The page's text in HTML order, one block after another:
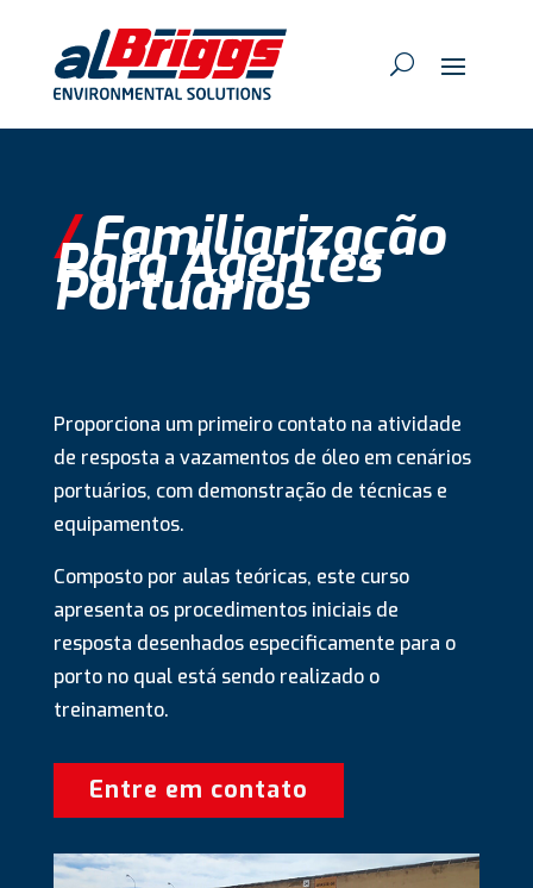
/Familiarização
Para Agentes
Portuários
Proporciona um primeiro contato na atividade
de resposta a vazamentos de óleo em cenários
portuários, com demonstração de técnicas e
equipamentos.
Composto por aulas teóricas, este curso
apresenta os procedimentos iniciais de
resposta desenhados especificamente para o
porto no qual está sendo realizado o
treinamento.
Entre em contato